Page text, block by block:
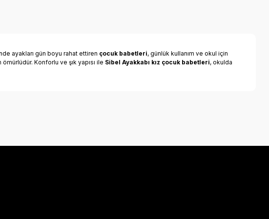
ayakları gün boyu rahat ettiren çocuk babetleri, günlük kullanım ve okul için
Konforlu ve şık yapısı ile Sibel Ayakkabı kız çocuk babetleri, okulda